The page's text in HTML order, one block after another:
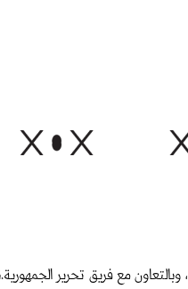
عبر مّدة عمل نصف سنوية بدأت في أيلول ٢٠٢٤،